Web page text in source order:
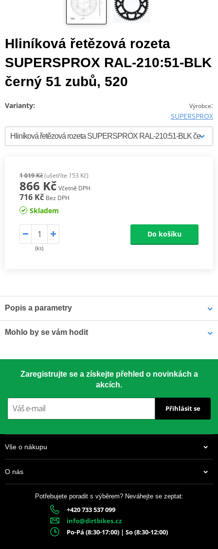
Hliníková řetězová rozeta
SUPERSPROX RAL-210:51-BLK
černý 51 zubů, 520
Výrobce:
SUPERSPROX
Varianty:
1 019 Kč(ušetříte 153 Kč)
866 Kč Včetně DPH
716 Kč Bez DPH
Skladem
(ks)
Do košíku
Popis a parametry
CNC přesnost– perfektní usazení
Speciální tvar zubů– delší životnost
Anodizovaný povrch– dlouhotrvající vzhled
Mohlo by se vám hodit
337 Kč
Skladem
Zaregistrujte se a získejte přehled o novinkách a
akcích.
Přihlásit se
Vše o nákupu
O nás
Potřebujete poradit s výběrem? Neváhejte se zeptat:
+420 733 537 099
info@dirtbikes.cz
Po-Pá (8:30-17:00) | So (8:30-12:00)